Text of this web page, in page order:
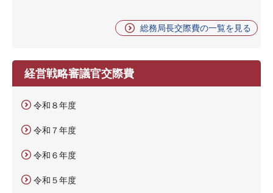
総務局長交際費の一覧を見る
経営戦略審議官交際費
令和８年度
令和７年度
令和６年度
令和５年度